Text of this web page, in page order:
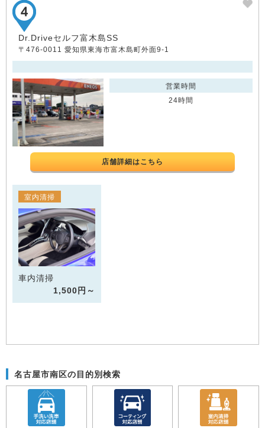
Dr.Driveセルフ富木島SS
〒476-0011 愛知県東海市富木島町外面9-1
営業時間
24時間
店舗詳細はこちら
室内清掃
車内清掃
1,500円～
名古屋市南区の目的別検索